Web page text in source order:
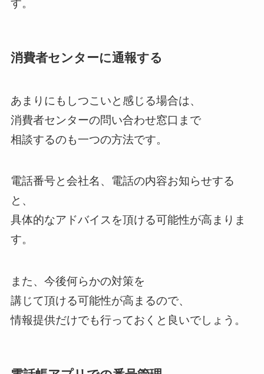
す。
消費者センターに通報する
あまりにもしつこいと感じる場合は、
消費者センターの問い合わせ窓口まで
相談するのも一つの方法です。
電話番号と会社名、電話の内容お知らせする
と、
具体的なアドバイスを頂ける可能性が高まりま
す。
また、今後何らかの対策を
講じて頂ける可能性が高まるので、
情報提供だけでも行っておくと良いでしょう。